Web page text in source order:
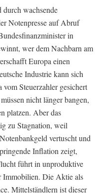
wachsende
Notenpresse auf Abruf
in
wer dem Nachbarn am
Europa einen
Industrie kann sich
Steuerzahler gesichert
nicht länger bangen,
platzen. Aber das
zu Stagnation, weil
vertuscht und
Inflation zeigt,
führt in unproduktive
Immobilien. Die Aktie als
Mittelständlern ist dieser